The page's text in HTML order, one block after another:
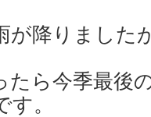
が降りました
たら今季最後
。